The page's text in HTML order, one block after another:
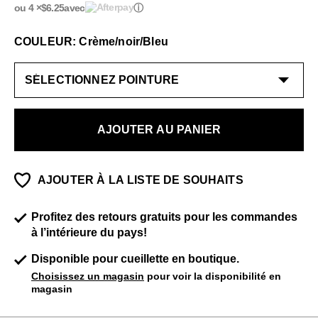
ou 4 ×$6.25avec ⓘ
COULEUR: Crème/noir/Bleu
AJOUTER AU PANIER
AJOUTER À LA LISTE DE SOUHAITS
Profitez des retours gratuits pour les commandes
à l’intérieure du pays!
Disponible pour cueillette en boutique.
Choisissez un magasin pour voir la disponibilité en
magasin